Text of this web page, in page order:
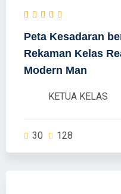
Peta Kesadaran
Rekaman Kelas
Modern Man
KETUA KELAS
30 128